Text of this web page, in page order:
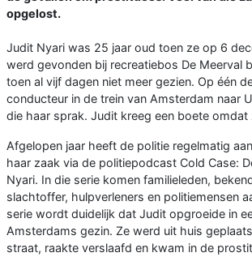
opgelost.
Judit Nyari was 25 jaar oud toen ze op 6
werd gevonden bij recreatiebos De Meerval
toen al vijf dagen niet meer gezien. Op één
conducteur in de trein van Amsterdam naar
die haar sprak. Judit kreeg een boete omdat
Afgelopen jaar heeft de politie regelmatig
haar zaak via de politiepodcast Cold Case:
Nyari. In die serie komen familieleden,
slachtoffer, hulpverleners en politiemensen
serie wordt duidelijk dat Judit opgroeide in
Amsterdams gezin. Ze werd uit huis
straat, raakte verslaafd en kwam in de